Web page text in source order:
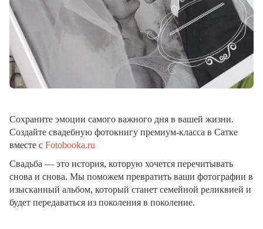
Сохраните эмоции самого важного дня в вашей жизни.
Создайте свадебную фотокнигу премиум-класса в Сатке
вместе с Fotobooka.ru
Свадьба — это история, которую хочется перечитывать
снова и снова. Мы поможем превратить ваши фотографии в
изысканный альбом, который станет семейной реликвией и
будет передаваться из поколения в поколение.